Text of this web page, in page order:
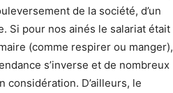
de la société, d’un
Si pour nos ainés le salariat était
(comme respirer ou manger),
s’inverse et de nombreux
D’ailleurs, le